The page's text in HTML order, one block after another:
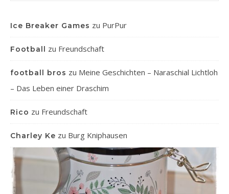
Ice Breaker Games zu PurPur
Football zu Freundschaft
football bros zu Meine Geschichten – Naraschial Lichtloh
– Das Leben einer Draschim
Rico zu Freundschaft
Charley Ke zu Burg Kniphausen